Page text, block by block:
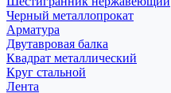
Черный металлопрокат
Арматура
Двутавровая балка
Квадрат металлический
Круг стальной
Лента